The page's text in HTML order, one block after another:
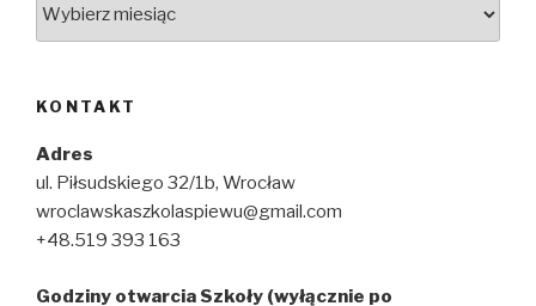
KONTAKT
Adres
ul. Piłsudskiego 32/1b, Wrocław
wroclawskaszkolaspiewu@gmail.com
+48.519 393 163
Godziny otwarcia Szkoły (wyłącznie po